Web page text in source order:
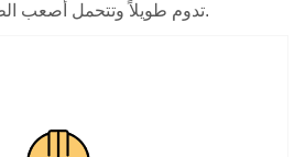
تدوم طويلاً وتتحمل أصعب الظروف البيئية.